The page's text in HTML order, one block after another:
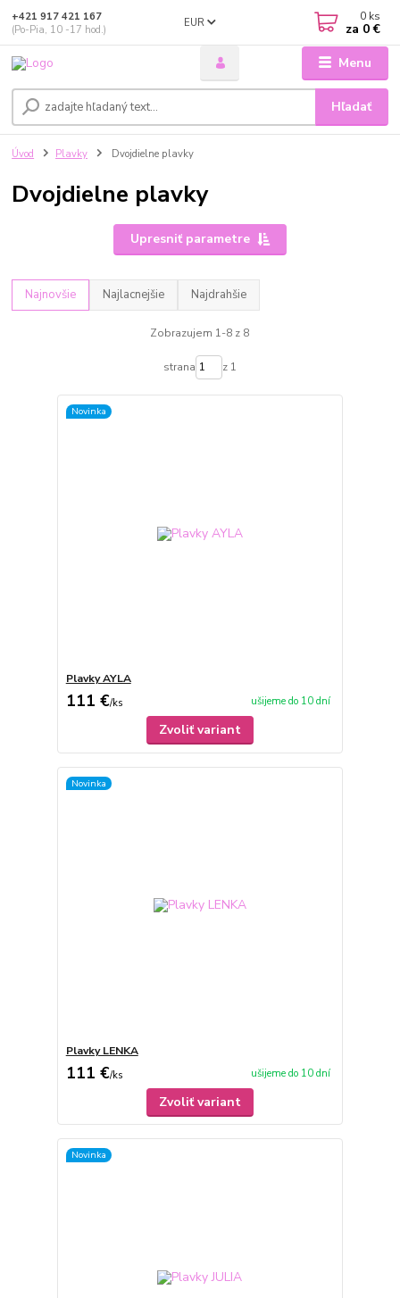
Menu
EUR
Hľadať
+421 917 421 167
(Po-Pia, 10 -17 hod.)
0 ks
za 0 €
Úvod Plavky Dvojdielne plavky
Dvojdielne plavky
Upresniť parametre
Najnovšie Najlacnejšie Najdrahšie
Zobrazujem 1-8 z 8
strana z 1
Novinka
Plavky AYLA
111 €/ks ušijeme do 10 dní
Zvoliť variant
Novinka
Plavky LENKA
111 €/ks ušijeme do 10 dní
Zvoliť variant
Novinka